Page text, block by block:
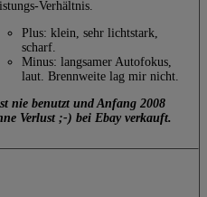
Verhältnis.
Plus: klein, sehr lichtstark,
scharf.
Minus: langsamer Autofokus,
laut. Brennweite lag mir nicht.
nie benutzt und Anfang 2008
Verlust ;-) bei Ebay verkauft.